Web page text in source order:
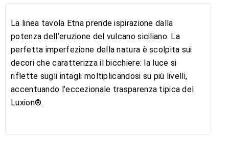
La linea tavola Etna prende ispirazione dalla
potenza dell’eruzione del vulcano siciliano. La
perfetta imperfezione della natura è scolpita sui
decori che caratterizza il bicchiere: la luce si
riflette sugli intagli moltiplicandosi su più livelli,
accentuando l’eccezionale trasparenza tipica del
Luxion®.